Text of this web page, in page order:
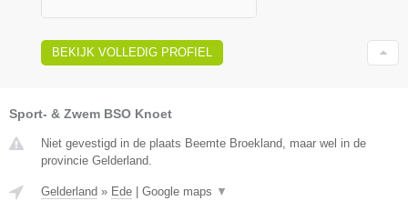
BEKIJK VOLLEDIG PROFIEL
Sport- & Zwem BSO Knoet
Niet gevestigd in de plaats Beemte Broekland, maar wel in de
provincie Gelderland.
Gelderland » Ede | Google maps ▼